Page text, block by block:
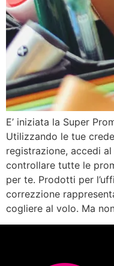
E’ iniziata la Super
Utilizzando le tue
registrazione, accedi
controllare tutte le
per te. Prodotti per
correzzione
cogliere al volo. Ma